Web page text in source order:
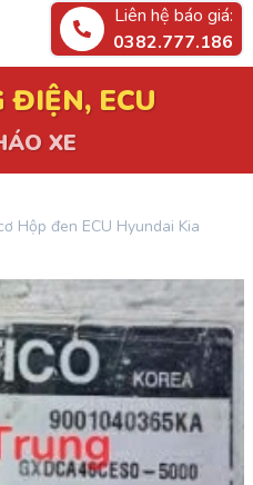
Liên hệ báo giá:
0382.777.186
ĐIỆN, ECU
XE
Hộp đen ECU Hyundai Kia